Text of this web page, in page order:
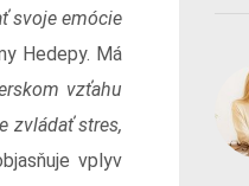
svoje emócie
Hedepy. Má
vzťahu
zvládať stres,
vplyv